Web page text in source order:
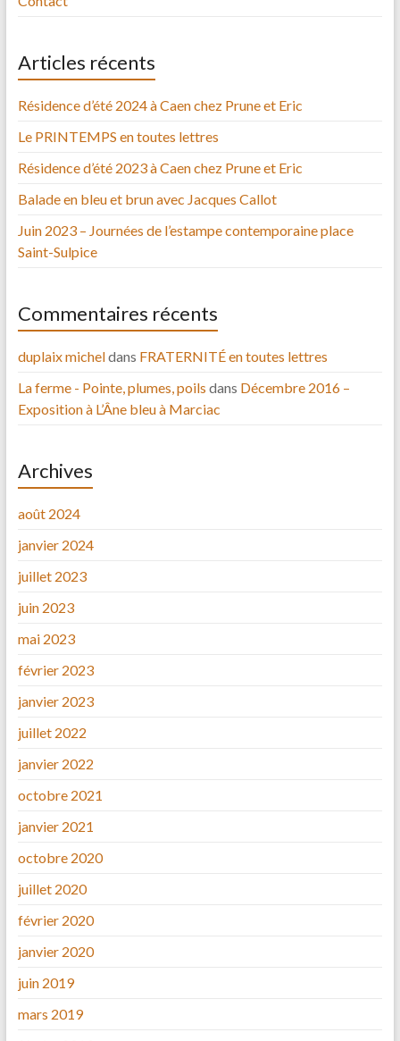
Articles récents
Résidence d’été 2024 à Caen chez Prune et Eric
Le PRINTEMPS en toutes lettres
Résidence d’été 2023 à Caen chez Prune et Eric
Balade en bleu et brun avec Jacques Callot
Juin 2023 – Journées de l’estampe contemporaine place
Saint-Sulpice
Commentaires récents
duplaix micheldans FRATERNITÉ en toutes lettres
La ferme - Pointe, plumes, poils dans Décembre 2016 –
Exposition à L’Âne bleu à Marciac
Archives
août 2024
janvier 2024
juillet 2023
juin 2023
mai 2023
février 2023
janvier 2023
juillet 2022
janvier 2022
octobre 2021
janvier 2021
octobre 2020
juillet 2020
février 2020
janvier 2020
juin 2019
mars 2019